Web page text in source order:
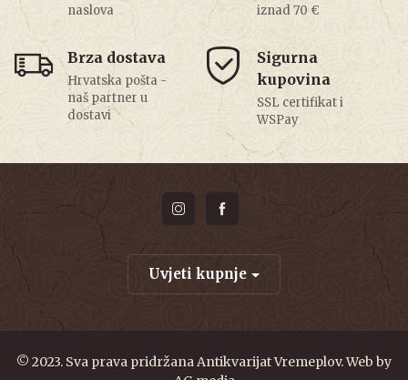
naslova
iznad 70 €
Brza dostava
Hrvatska pošta -
naš partner u
dostavi
Sigurna
kupovina
SSL certifikat i
WSPay
Uvjeti kupnje
© 2023. Sva prava pridržana Antikvarijat Vremeplov. Web by